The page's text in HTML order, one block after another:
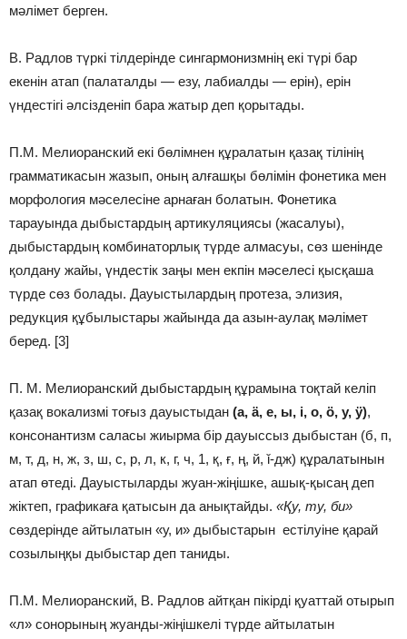
мәлімет берген.
В. Радлов түркі тілдерінде сингармонизмнің екі түрі бар
екенін атап (палаталды — езу, лабиалды — ерін), ерін
үндестігі әлсізденіп бара жатыр деп қорытады.
П.М. Мелиоранский екі бөлімнен құралатын қазақ тілінің
грамматикасын жазып, оның алғашқы бөлімін фоне­тика мен
морфология мәселесіне арнаған болатын. Фонетика
тарауында дыбыстардың артикуляциясы (жасалуы),
дыбыстардың комбинаторлық түрде алмасуы, сөз шенінде
қолдану жайы, үндестік заңы мен екпін мәселесі қысқаша
түрде сөз болады. Дауыстылардың протеза, элизия,
редукция құбылыстары жайында да азын-аулақ мәлімет
беред. [3]
П. М. Ме­лиоранский дыбыстардың құрамына тоқтай келіп
қазақ во­кализмі тоғыз дауыстыдан (а, ä, е, ы, і, о, ö, у, ÿ),
консонан­тизм саласы жиырма бір дауыссыз дыбыстан (б, п,
м, т, д, н, ж, з, ш, с, p, л, к, г, ч, 1, қ, ғ, ң, й, ǐ-дж) құралатынын
атап өтеді. Дауыстыларды жуан-жіңішке, ашық-қысаң деп
жіктеп, графикаға қатысын да анықтайды. «Қу, ту, би»
сөздерінде айтылатын «у, и» дыбыстарын естілуіне қарай
созылыңқы дыбыстар деп таниды.
П.М. Мелиоранский, В. Радлов айтқан пікірді қуаттай отырып
«л» сонорының жуанды-жіңішкелі түрде айтылатын